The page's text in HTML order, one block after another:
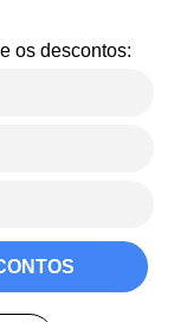
os descontos: